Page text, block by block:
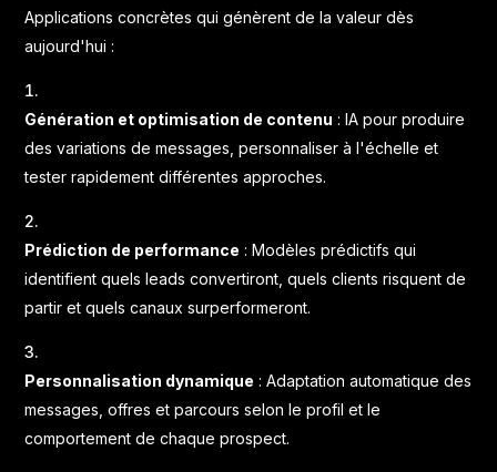
Applications concrètes qui génèrent de la valeur dès
aujourd'hui :
Génération et optimisation de contenu : IA pour produire
des variations de messages, personnaliser à l'échelle et
tester rapidement différentes approches.
Prédiction de performance : Modèles prédictifs qui
identifient quels leads convertiront, quels clients risquent de
partir et quels canaux surperformeront.
Personnalisation dynamique : Adaptation automatique des
messages, offres et parcours selon le profil et le
comportement de chaque prospect.